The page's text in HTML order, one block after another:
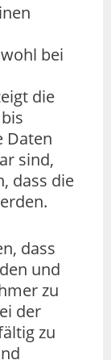
bei
die
Daten
sind,
dass die
dass
und
zu
der
zu